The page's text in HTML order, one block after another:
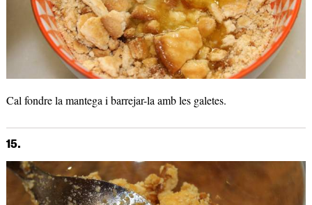
Cal fondre la mantega i barrejar-la amb les galetes.
15.